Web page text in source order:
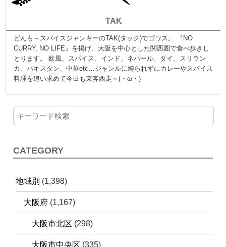
TAK
どんも～スパイスジャンキーのTAK(タック)でゴワス。 『NO
CURRY, NO LIFE』を掲げ、大阪を中心とした関西圏で食べ歩きし
とります。 欧風、スパイス、インド、ネパール、タイ、スリラン
カ、パキスタン、中華etc…ジャンルに縛られずにカレーやスパイス
料理を追い求めて今日も東奔西走～(・ω・)
CATEGORY
地域別 (1,398)
大阪府 (1,167)
大阪市北区 (298)
大阪市中央区 (335)